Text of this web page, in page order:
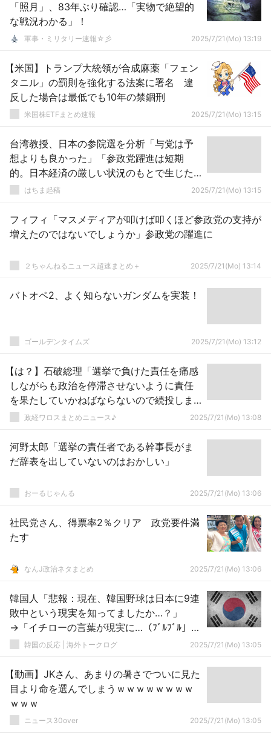
「照月」、83年ぶり確認…「実物で絶望的
な戦況わかる」！
軍事・ミリタリー速報☆彡 2025/7/21(Mo) 13:19
【米国】トランプ大統領が合成麻薬「フェン
タニル」の罰則を強化する法案に署名 違
反した場合は最低でも10年の禁錮刑
米国株ETFまとめ速報 2025/7/21(Mo) 13:15
台湾教授、日本の参院選を分析「与党は予
想よりも良かった」「参政党躍進は短期
的。日本経済の厳しい状況のもとで生じた
社会現象」
はちま起稿 2025/7/21(Mo) 13:15
フィフィ「マスメディアが叩けば叩くほど参政党の支持が
増えたのではないでしょうか」参政党の躍進に
２ちゃんねるニュース超速まとめ＋ 2025/7/21(Mo) 13:14
バトオペ2、よく知らないガンダムを実装！
ゴールデンタイムズ 2025/7/21(Mo) 13:12
【は？】石破総理「選挙で負けた責任を痛感
しながらも政治を停滞させないように責任
を果たしていかねばならないので続投しま
ーっす！」ｗｗｗｗｗｗｗｗｗｗｗｗｗｗ
政経ワロスまとめニュース♪ 2025/7/21(Mo) 13:08
河野太郎「選挙の責任者である幹事長がま
だ辞表を出していないのはおかしい」
おーるじゃんる 2025/7/21(Mo) 13:06
社民党さん、得票率2％クリア 政党要件満
たす
なんJ政治ネタまとめ 2025/7/21(Mo) 13:06
韓国人「悲報：現在、韓国野球は日本に9連
敗中という現実を知ってましたか…？」
→「イチローの言葉が現実に…（ﾌﾞﾙﾌﾞﾙ」＝
韓国の反応
韓国の反応 | 海外トークログ 2025/7/21(Mo) 13:05
【動画】JKさん、あまりの暑さでついに見た
目より命を選んでしまうｗｗｗｗｗｗｗｗ
ｗｗｗ
ニュース30over 2025/7/21(Mo) 13:05